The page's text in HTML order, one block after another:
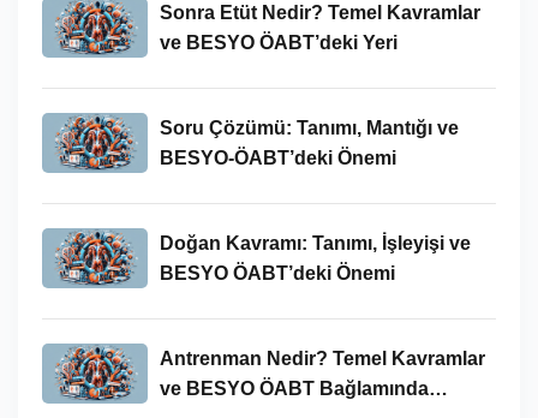
Sonra Etüt Nedir? Temel Kavramlar
ve BESYO ÖABT’deki Yeri
Soru Çözümü: Tanımı, Mantığı ve
BESYO-ÖABT’deki Önemi
Doğan Kavramı: Tanımı, İşleyişi ve
BESYO ÖABT’deki Önemi
Antrenman Nedir? Temel Kavramlar
ve BESYO ÖABT Bağlamında